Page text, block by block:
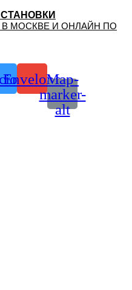
МОСКВЕ И ОНЛАЙН ПО
EnvelopeMap-
marker-
alt